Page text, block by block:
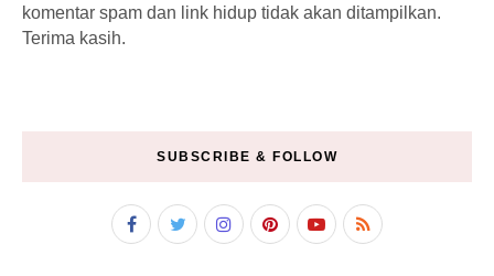
komentar spam dan link hidup tidak akan ditampilkan.
Terima kasih.
SUBSCRIBE & FOLLOW